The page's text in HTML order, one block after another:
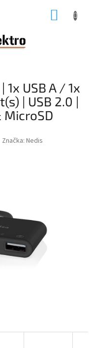
1x USB A / 1x
| USB 2.0 |
MicroSD
Značka: Nedis